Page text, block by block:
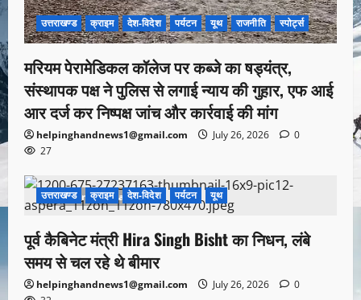
उत्तराखण्ड क्राइम देश-विदेश पर्यटन यूथ राजनीति स्पोर्ट्स
मरियम पेरामेडिकल कॉलेज पर कब्जे का षड्यंत्र,
संस्थापक पक्ष ने पुलिस से लगाई न्याय की गुहार, एफ आई
आर दर्ज कर निष्पक्ष जांच और कार्रवाई की मांग
helpinghandnews1@gmail.com July 26, 2026
0
27
1 minute read
उत्तराखण्ड क्राइम देश-विदेश पर्यटन यूथ
पूर्व कैबिनेट मंत्री Hira Singh Bisht का निधन, लंबे
समय से चल रहे थे बीमार
helpinghandnews1@gmail.com July 26, 2026
0